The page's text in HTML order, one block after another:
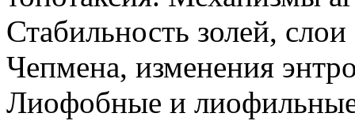
Стабильность золей,
Чепмена, изменения
Лиофобные и